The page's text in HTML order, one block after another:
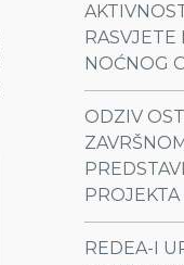
NOĆNOG
ODZIV
PROJEKTA
REDEA-I